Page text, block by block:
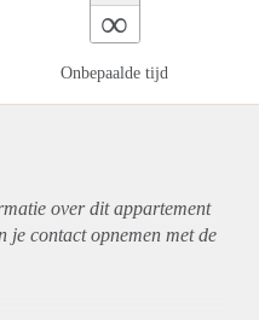
∞
Onbepaalde tijd
over ditappartement
je contact opnemen met de